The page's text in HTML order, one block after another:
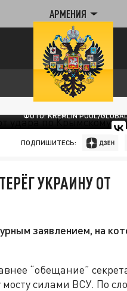
АРМЕНИЯ
ФОТО: KREMLIN POOL/
ПОДПИШИТЕСЬ:
УКРАИНУ ОТ
заявлением, на
“обещание”
силами ВСУ. По